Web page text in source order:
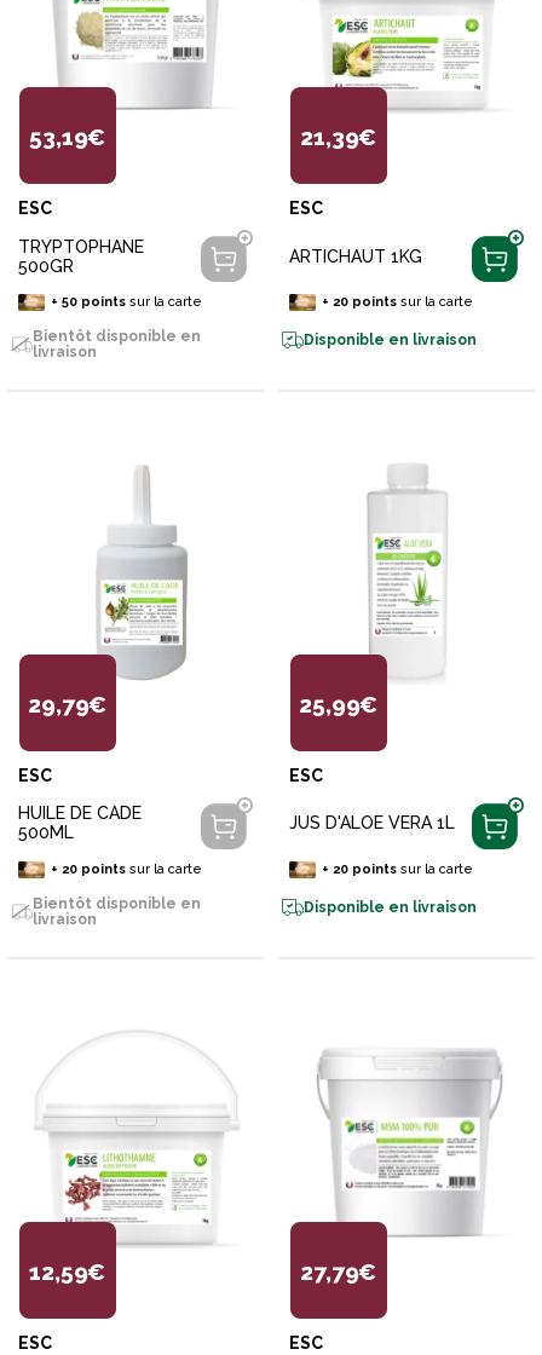
53,19€
ESC
TRYPTOPHANE
500GR
+ 50pointssur la carte
Bientôt disponible en
livraison
21,39€
ESC
ARTICHAUT 1KG
+ 20pointssur la carte
Disponible en livraison
29,79€
ESC
HUILE DE CADE
500ML
+ 20pointssur la carte
Bientôt disponible en
livraison
25,99€
ESC
JUS D'ALOE VERA 1L
+ 20pointssur la carte
Disponible en livraison
12,59€
ESC
27,79€
ESC